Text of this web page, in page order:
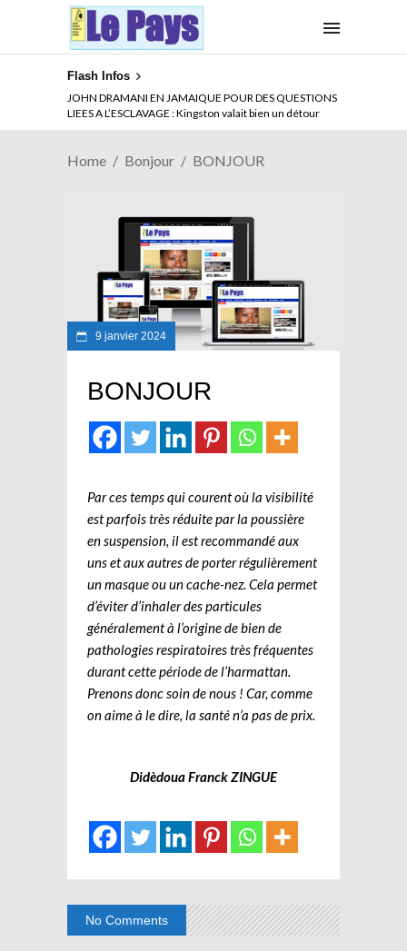
Flash Infos
JOHN DRAMANI EN JAMAIQUE POUR DES QUESTIONS
LIEES A L’ESCLAVAGE : Kingston valait bien un détour
Home Bonjour BONJOUR
9 janvier 2024
BONJOUR
Par ces temps qui courent où la visibilité
est parfois très réduite par la poussière
en suspension, il est recommandé aux
uns et aux autres de porter régulièrement
un masque ou un cache-nez. Cela permet
d’éviter d’inhaler des particules
généralement à l’origine de bien de
pathologies respiratoires très fréquentes
durant cette période de l’harmattan.
Prenons donc soin de nous ! Car, comme
on aime à le dire, la santé n’a pas de prix.
Didèdoua Franck ZINGUE
No Comments